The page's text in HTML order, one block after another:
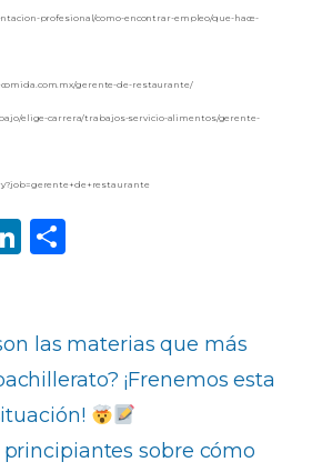
profesional/como-encontrar-empleo/que-hace-
gerente-de-restaurante/
elige-carrera/trabajos-servicio-alimentos/gerente-
Li
e
dI
n
p
ar
ti
r
las materias que más
¡Frenemos esta
principiantes sobre cómo